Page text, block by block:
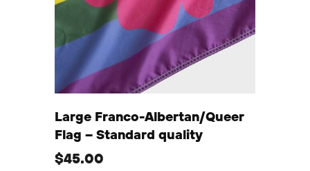
Large Franco-Albertan/Queer
Flag – Standard quality
$45.00